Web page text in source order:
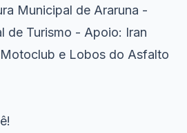
Municipal de Araruna -
de Turismo - Apoio: Iran
e Lobos do Asfalto